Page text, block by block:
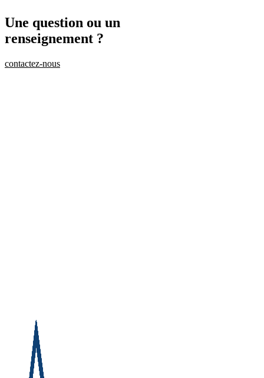
Une question ou un
renseignement ?
contactez-nous